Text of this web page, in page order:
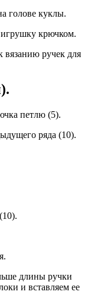
голове куклы.
вязанию ручек для
петлю (5).
ряда (10).
длины ручки
и вставляем ее